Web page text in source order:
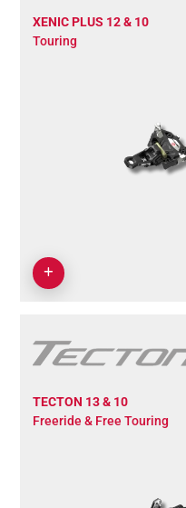
XENIC PLUS 12 & 10
Touring
TECTON 13 & 10
Freeride & Free Touring